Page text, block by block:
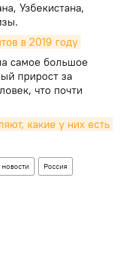
Узбекистана,
в 2019 году
самое большое
прирост за
что почти
какие у них есть
новости Россия